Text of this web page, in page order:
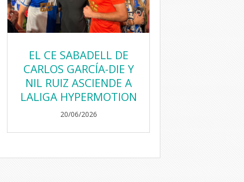
EL CE SABADELL DE
CARLOS GARCÍA-DIE Y
NIL RUIZ ASCIENDE A
LALIGA HYPERMOTION
20/06/2026